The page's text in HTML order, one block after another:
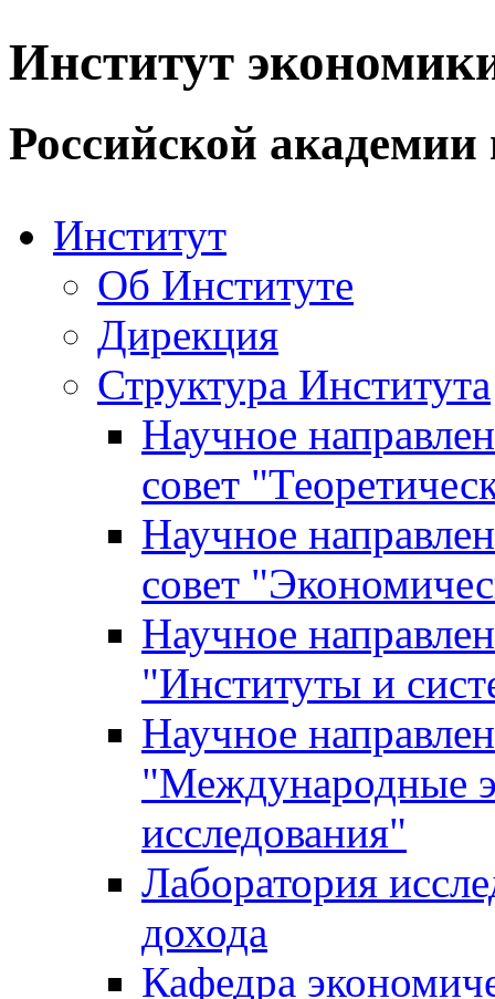
Институт
Российской академии
Институт
Об Институте
Дирекция
Структура Института
Научное
совет
Научное
совет
Научное
"Институты и
Научное
"Международные
исследования"
Лаборатория
дохода
Кафедра